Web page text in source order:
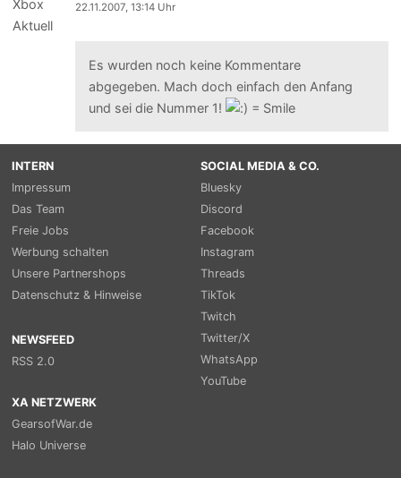
22.11.2007, 13:14 Uhr
Es wurden noch keine Kommentare
abgegeben. Mach doch einfach den Anfang
und sei die Nummer 1!
INTERN
Impressum
Das Team
Freie Jobs
Werbung schalten
Unsere Partnershops
Datenschutz & Hinweise
NEWSFEED
RSS 2.0
SOCIAL MEDIA & CO.
Bluesky
Discord
Facebook
Instagram
Threads
TikTok
Twitch
Twitter/X
WhatsApp
YouTube
XA NETZWERK
GearsofWar.de
Halo Universe